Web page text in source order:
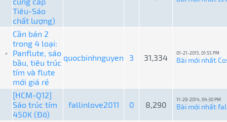
Tiêu-Sáo
chất lượng)
Cần bán 2
trong 4 loại:
Panflute, sáo
bầu, tiêu trúc
tím và flute
mới giá rẻ
quocbinhnguyen 3 31,334 01-21-2015, 01:55 PM
Bài mới nhất:
[HCM-Q12]
Sáo trúc tím
450K (Đô)
fallinlove2011 0 8,290
11-29-2014, 04:30 PM
Bài mới nhất: